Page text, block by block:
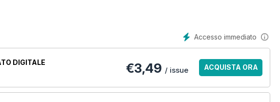
Accesso immediato
DIGITALE
€3,49 / issue ACQUISTA ORA